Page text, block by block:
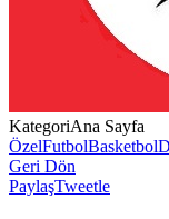
KategoriAna Sayfa
ÖzelFutbolBasketbol
Geri Dön
PaylaşTweetle